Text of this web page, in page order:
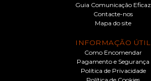
Guia Comunicação Eficaz
Contacte-nos
Mapa do site
INFORMAÇÃO ÚTIL
Como Encomendar
Pagamento e Segurança
Política de Privacidade